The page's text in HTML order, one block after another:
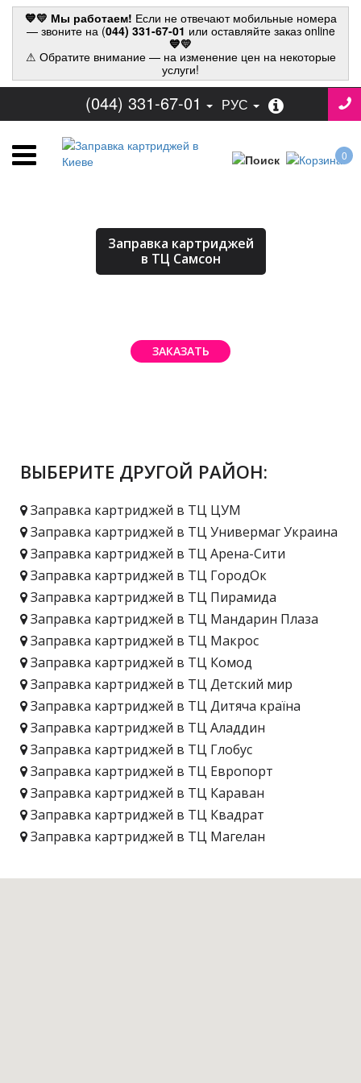
💙💛 Мы работаем! Если не отвечают мобильные номера
— звоните на (044) 331-67-01 или оставляйте заказ online
💙💛
⚠ Обратите внимание — на изменение цен на некоторые
услуги!
(044) 331-67-01 РУС
0
Заправка картриджей
в ТЦ Самсон
ЗАКАЗАТЬ
ВЫБЕРИТЕ ДРУГОЙ РАЙОН:
Заправка картриджей в ТЦ ЦУМ
Заправка картриджей в ТЦ Универмаг Украина
Заправка картриджей в ТЦ Арена-Сити
Заправка картриджей в ТЦ ГородОк
Заправка картриджей в ТЦ Пирамида
Заправка картриджей в ТЦ Мандарин Плаза
Заправка картриджей в ТЦ Макрос
Заправка картриджей в ТЦ Комод
Заправка картриджей в ТЦ Детский мир
Заправка картриджей в ТЦ Дитяча країна
Заправка картриджей в ТЦ Аладдин
Заправка картриджей в ТЦ Глобус
Заправка картриджей в ТЦ Европорт
Заправка картриджей в ТЦ Караван
Заправка картриджей в ТЦ Квадрат
Заправка картриджей в ТЦ Магелан
Заправка картриджей в ТЦ Ашан